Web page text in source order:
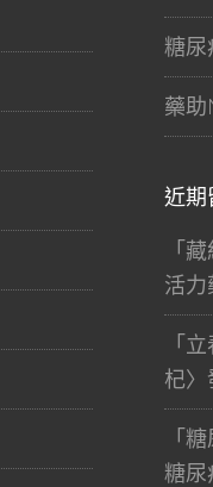
糖尿
藥
近期
「藏
活力
「立
杞〉
「糖
糖